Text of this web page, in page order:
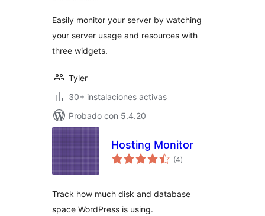
Easily monitor your server by watching
your server usage and resources with
three widgets.
Tyler
30+ instalaciones activas
Probado con 5.4.20
Hosting Monitor
(4evaluación
total
)
Track how much disk and database
space WordPress is using.